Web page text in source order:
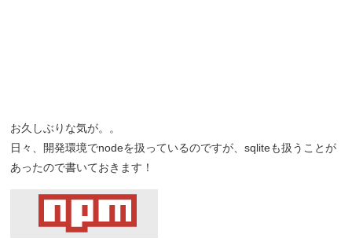
お久しぶりな気が。。
日々、開発環境でnodeを扱っているのですが、sqliteも扱うことが
あったので書いておきます！